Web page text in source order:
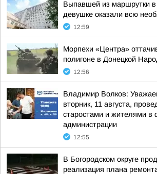
Выпавшей из маршрутки
девушке оказали всю
12:59
Морпехи «Центра»
полигоне в Донецкой
12:56
Владимир Волков:
вторник, 11 августа,
старостами и жителями в
администрации
12:55
В Богородском округе
реализация плана